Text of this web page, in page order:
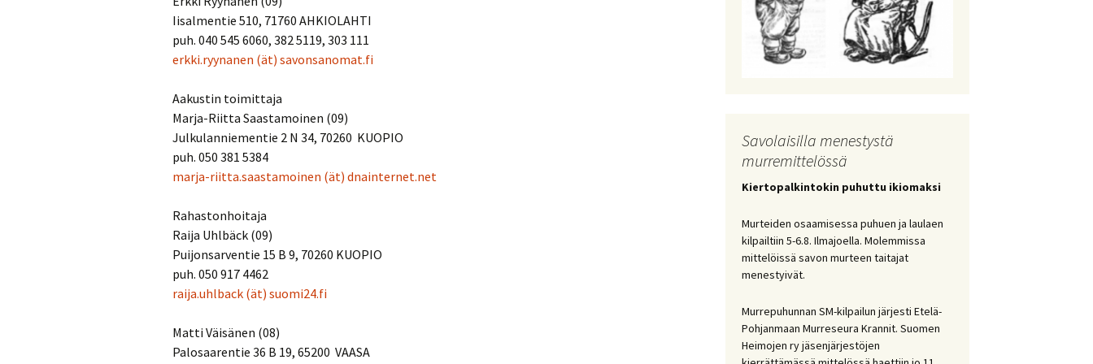
Iisalmentie 510, 71760 AHKIOLAHTI
puh. 040 545 6060, 382 5119, 303 111
erkki.ryynanen (ät) savonsanomat.fi
Aakustin toimittaja
Marja-Riitta Saastamoinen (09)
Julkulanniementie 2 N 34, 70260 KUOPIO
puh. 050 381 5384
marja-riitta.saastamoinen (ät) dnainternet.net
Rahastonhoitaja
Raija Uhlbäck (09)
Puijonsarventie 15 B 9, 70260 KUOPIO
puh. 050 917 4462
raija.uhlback (ät) suomi24.fi
Matti Väisänen (08)
Palosaarentie 36 B 19, 65200 VAASA
Savolaisilla menestystä
murremittelössä
Kiertopalkintokin puhuttu ikiomaksi
Murteiden osaamisessa puhuen ja laulaen
kilpailtiin 5-6.8. Ilmajoella. Molemmissa
mittelöissä savon murteen taitajat
menestyivät.
Murrepuhunnan SM-kilpailun järjesti Etelä-
Pohjanmaan Murreseura Krannit. Suomen
Heimojen ry jäsenjärjestöjen